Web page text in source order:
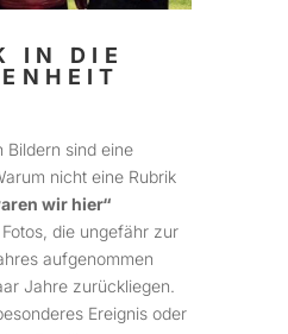
IN DIE
Bildern sind eine
nicht eine Rubrik
wir hier“
die ungefähr zur
aufgenommen
Jahre zurückliegen.
Ereignis oder